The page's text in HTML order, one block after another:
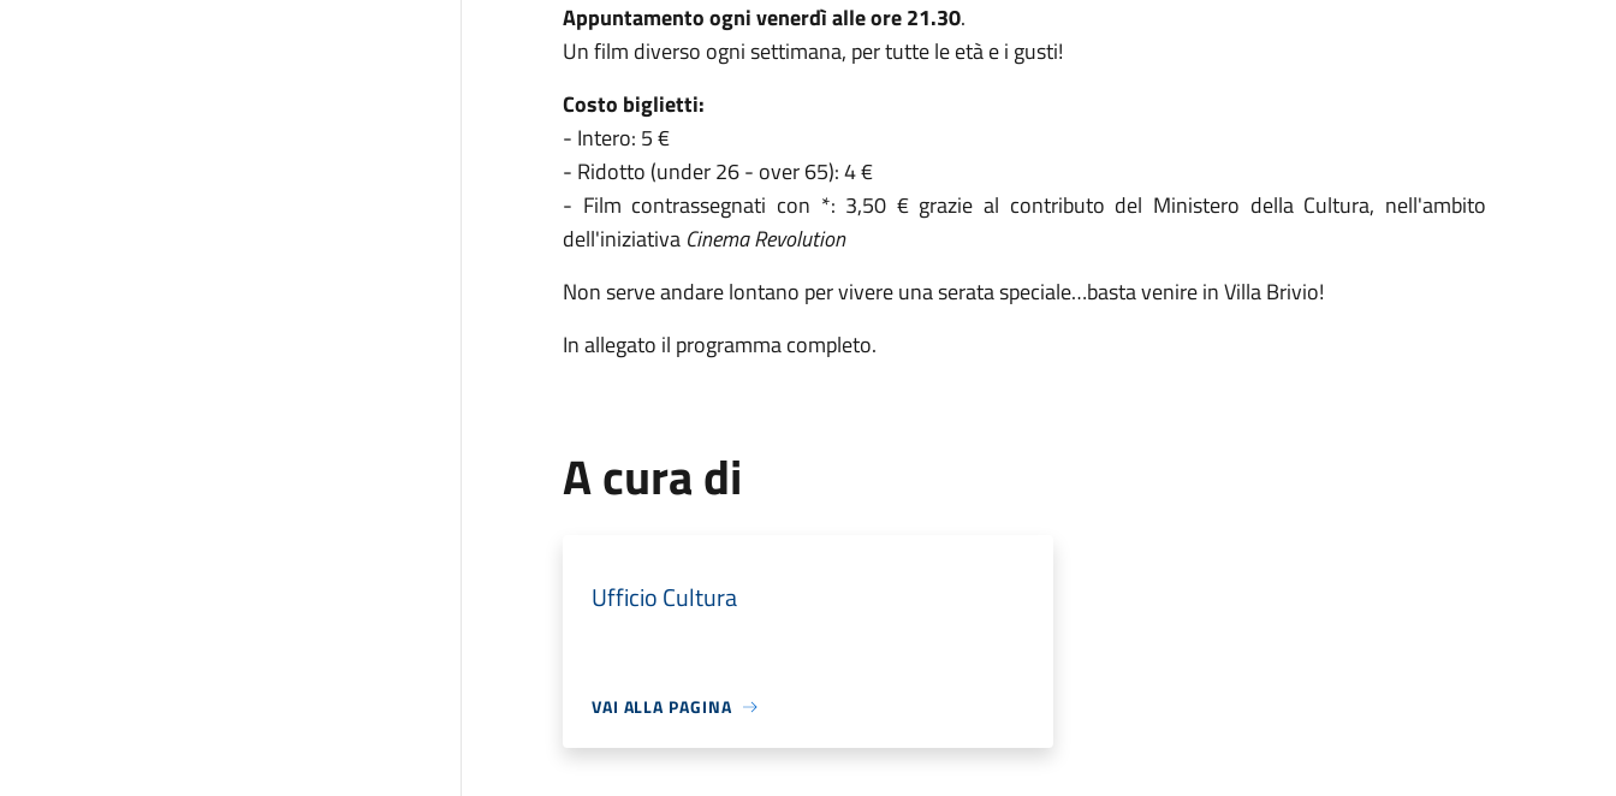
Appuntamentoogni venerdì alle ore 21.30.
Un film diverso ogni settimana, per tutte le età e i gusti!
Costo biglietti:
- Intero: 5 €
- Ridotto (under 26 - over 65): 4 €
- Film contrassegnati con *: 3,50 € grazie al contributo del Ministero della Cultura, nell'ambito
dell'iniziativaCinema Revolution
Non serve andare lontano per vivere una serata speciale…basta venire in Villa Brivio!
In allegato il programma completo.
A cura di
Ufficio Cultura
VAI ALLA PAGINA